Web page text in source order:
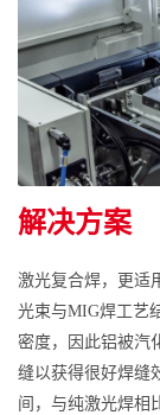
解决方案
激光复合焊，更适
光束与MIG焊工艺
密度，因此铝被汽
缝以获得很好焊缝
间，与纯激光焊相